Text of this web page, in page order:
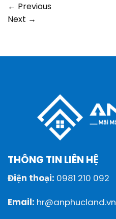
← Previous
Next →
THÔNG TIN LIÊN HỆ
Điện thoại: 0981 210 092
Email: hr@anphucland.vn